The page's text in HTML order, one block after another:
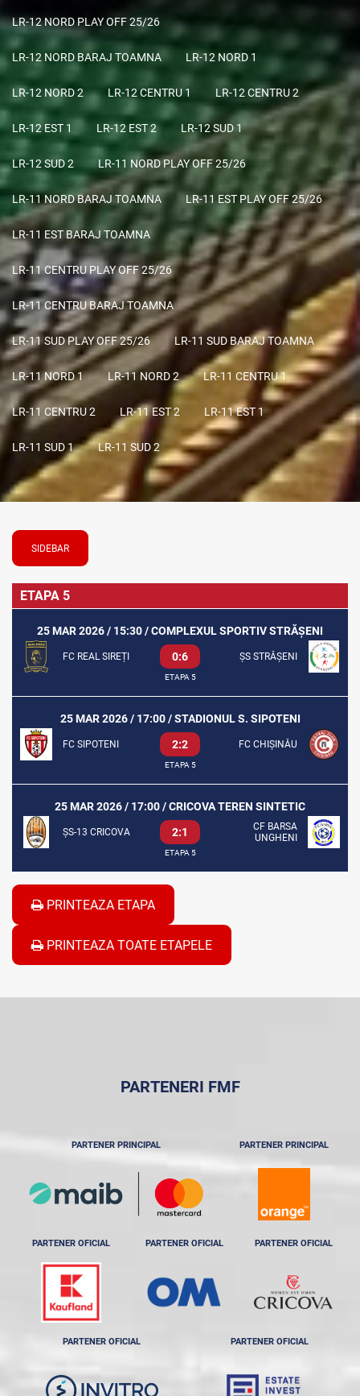
LR-12 NORD PLAY OFF 25/26
LR-12 NORD BARAJ TOAMNA LR-12 NORD 1
LR-12 NORD 2 LR-12 CENTRU 1 LR-12 CENTRU 2
LR-12 EST 1 LR-12 EST 2 LR-12 SUD 1
LR-12 SUD 2 LR-11 NORD PLAY OFF 25/26
LR-11 NORD BARAJ TOAMNA LR-11 EST PLAY OFF 25/26
LR-11 EST BARAJ TOAMNA
LR-11 CENTRU PLAY OFF 25/26
LR-11 CENTRU BARAJ TOAMNA
LR-11 SUD PLAY OFF 25/26 LR-11 SUD BARAJ TOAMNA
LR-11 NORD 1 LR-11 NORD 2 LR-11 CENTRU 1
LR-11 CENTRU 2 LR-11 EST 2 LR-11 EST 1
LR-11 SUD 1 LR-11 SUD 2
SIDEBAR
ETAPA 5
25 MAR 2026 / 15:30 / COMPLEXUL SPORTIV STRĂȘENI
FC REAL SIREȚI 0:6 ȘS STRĂȘENI
ETAPA 5
25 MAR 2026 / 17:00 / STADIONUL S. SIPOTENI
FC SIPOTENI 2:2 FC CHIȘINĂU
ETAPA 5
25 MAR 2026 / 17:00 / CRICOVA TEREN SINTETIC
ȘS-13 CRICOVA 2:1
CF BARSA
UNGHENI
ETAPA 5
PRINTEAZA ETAPA
PRINTEAZA TOATE ETAPELE
PARTENERI FMF
PARTENER PRINCIPAL PARTENER PRINCIPAL
PARTENER OFICIAL PARTENER OFICIAL PARTENER OFICIAL
PARTENER OFICIAL PARTENER OFICIAL